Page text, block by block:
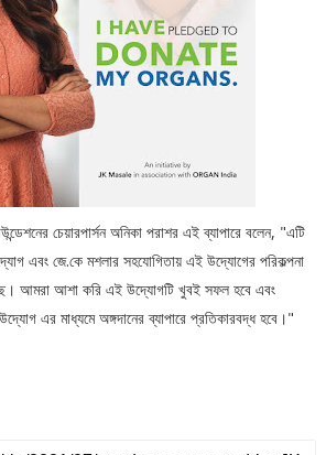
চেয়ারপার্সন অনিকা পরাশর এই ব্যাপারে বলেন, "এটি
এবং জে.কে মশলার সহযোগিতায় এই উদ্যোগের পরিকল্পনা
আমরা আশা করি এই উদ্যোগটি খুবই সফল হবে এবং
এর মাধ্যমে অঙ্গদানের ব্যাপারে প্রতিকারবদ্ধ হবে।"